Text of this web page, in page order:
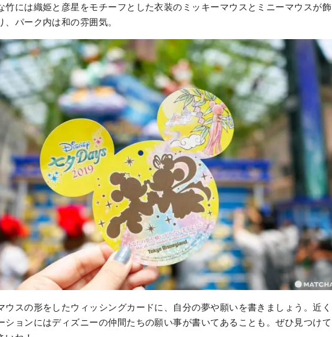
竹には織姫と彦星をモチーフとした衣装のミッキーマウスとミニーマウスが飾
、パーク内は和の雰囲気。
ウスの形をしたウィッシングカードに、自分の夢や願いを書きましょう。近く
ションにはディズニーの仲間たちの願い事が書いてあることも。ぜひ見つけて